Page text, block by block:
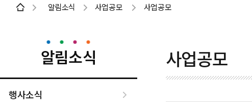
알림소식 사업공모 사업공모
알림소식
행사소식
사업공모